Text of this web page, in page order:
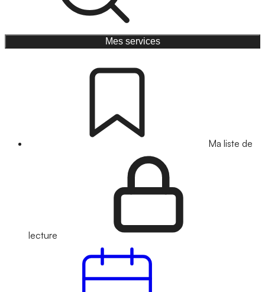
Mes services
Ma liste de
lecture